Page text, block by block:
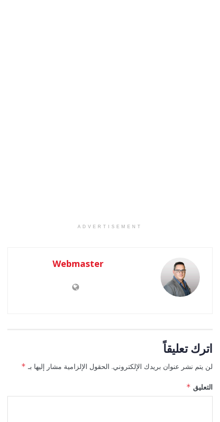
ADVERTISEMENT
Webmaster
اترك تعليقاً
لن يتم نشر عنوان بريدك الإلكتروني. الحقول الإلزامية مشار إليها بـ *
التعليق *